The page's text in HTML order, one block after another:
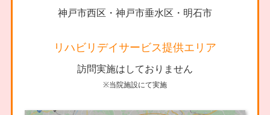
神戸市西区・神戸市垂水区・明石市
リハビリデイサービス提供エリア
訪問実施はしておりません
※当院施設にて実施